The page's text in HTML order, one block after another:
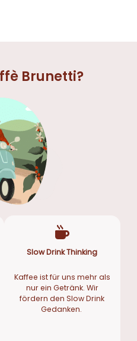
Brunetti?
Slow Drink Thinking
Kaffee ist für uns mehr als
nur ein Getränk. Wir
fördern den Slow Drink
Gedanken.